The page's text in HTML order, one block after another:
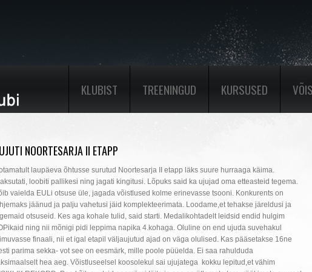
KLUBIST TREENINGUD KURSUSED
NOORTESARJA II ETAPP
laupäeva õhtusse surutud Noortesarja II etapp läks suure hurraaga käima.
loobiti pallikesi ning jagati kingitusi. Lõpuks said ka ujujad oma etteasteid tegema.
vaielda EULi otsuse üle, jagada võistlused kolme erinevasse tsooni. Konkurents on
jäänud ja palju vahetusi jäid komplekteerimata. Loodame,et tehakse järeldusi ja
otsuseid. Kes aga kohale tulid, said starti. Medalikohtadelt leidsid endid hulgim
ning nii mõnigi pidi leppima napika 4.kohaga. Oluline on end ujuda suvehakul
finaali, nii et igal etapil väljaujutud ajad on väga olulised. Kas pääsetakse 16ne
parima sekka- vot see on eesmärk, mille poole püüelda. Ei saa rahulduda
hea aeg. Võistluseelsel koosolekul sai ujujatega kokku lepitud,et vähim